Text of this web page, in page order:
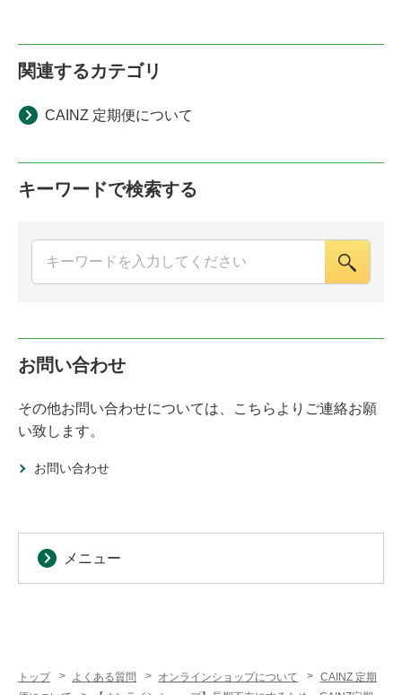
関連するカテゴリ
CAINZ 定期便について
キーワードで検索する
お問い合わせ
その他お問い合わせについては、こちらよりご連絡お願
い致します。
お問い合わせ
メニュー
トップ よくある質問 オンラインショップについて
CAINZ 定期